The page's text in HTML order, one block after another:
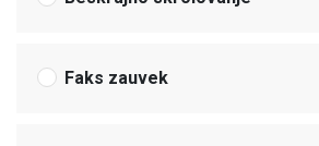
Faks zauvek